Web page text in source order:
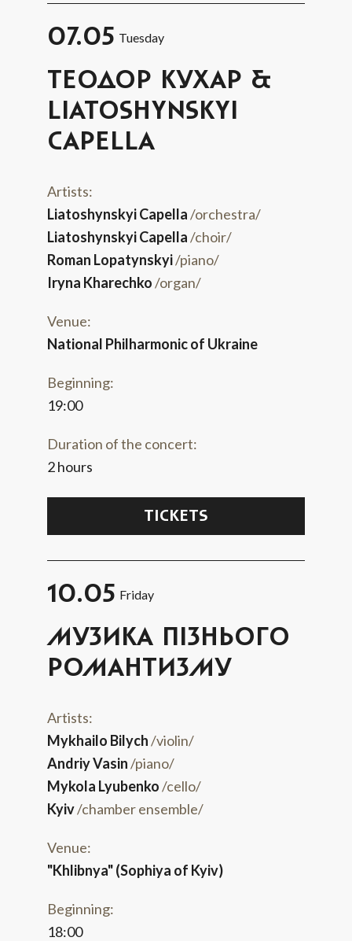
07.05 Tuesday
ТЕОДОР КУХАР &
LIATOSHYNSKYI
CAPELLA
Artists:
Liatoshynskyi Capella/orchestra/
Liatoshynskyi Capella/choir/
Roman Lopatynskyi/piano/
Iryna Kharechko/organ/
Venue:
National Philharmonic of Ukraine
Beginning:
19:00
Duration of the concert:
2 hours
TICKETS
10.05 Friday
МУЗИКА ПІЗНЬОГО
РОМАНТИЗМУ
Artists:
Mykhailo Bilych/violin/
Andriy Vasin/piano/
Mykola Lyubenko/cello/
Kyiv/chamber ensemble/
Venue:
"Khlibnya" (Sophiya of Kyiv)
Beginning:
18:00